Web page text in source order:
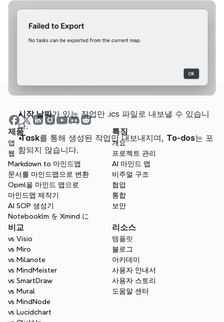
시작 날짜가 있는 작업만 .ics 파일로 내보낼 수 있습니
다.
Task를 통해 생성된 작업만 내보내지며, To-dos는 포
함되지 않습니다.
제품
앱
웹
Markdown to 마인드맵
문서를 마인드맵으로 변환
Opml을 마인드 맵으로
마인드맵 제작기
AI SOP 생성기
Notebooklm を Xmind に
특징
개요
프로젝트 관리
AI 마인드 맵
비주얼 구조
협업
통합
보안
비교
vs Visio
vs Miro
vs Milanote
vs MindMeister
vs SmartDraw
vs Mural
vs MindNode
vs Lucidchart
리소스
템플릿
블로그
아카데미
사용자 안내서
사용자 스토리
도움말 센터